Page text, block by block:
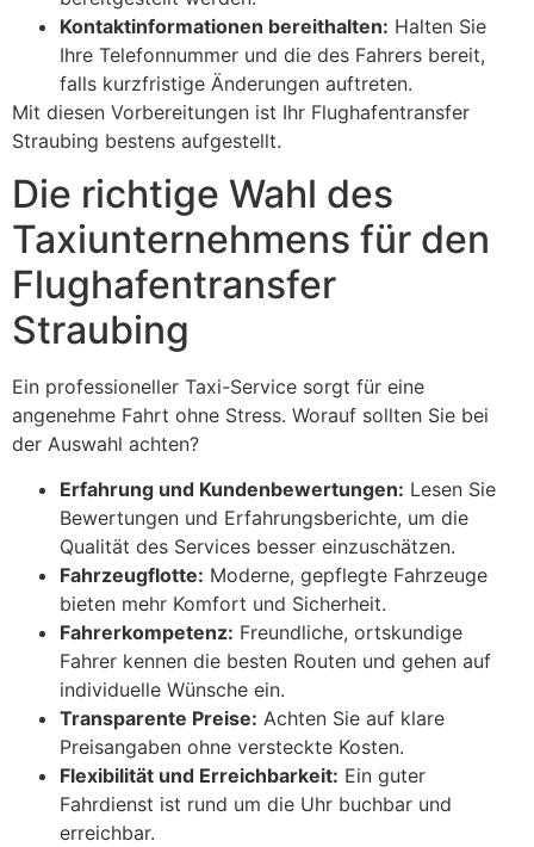
Kontaktinformationen bereithalten: Halten Sie
Ihre Telefonnummer und die des Fahrers bereit,
falls kurzfristige Änderungen auftreten.
Mit diesen Vorbereitungen ist Ihr Flughafentransfer
Straubing bestens aufgestellt.
Die richtige Wahl des
Taxiunternehmens für den
Flughafentransfer
Straubing
Ein professioneller Taxi-Service sorgt für eine
angenehme Fahrt ohne Stress. Worauf sollten Sie bei
der Auswahl achten?
Erfahrung und Kundenbewertungen: Lesen Sie
Bewertungen und Erfahrungsberichte, um die
Qualität des Services besser einzuschätzen.
Fahrzeugflotte: Moderne, gepflegte Fahrzeuge
bieten mehr Komfort und Sicherheit.
Fahrerkompetenz: Freundliche, ortskundige
Fahrer kennen die besten Routen und gehen auf
individuelle Wünsche ein.
Transparente Preise: Achten Sie auf klare
Preisangaben ohne versteckte Kosten.
Flexibilität und Erreichbarkeit: Ein guter
Fahrdienst ist rund um die Uhr buchbar und
erreichbar.